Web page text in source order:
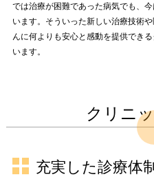
では治療が困難であった病気でも、
います。そういった新しい治療技術
んに何よりも安心と感動を提供でき
います。
クリニ
充実した診療体制